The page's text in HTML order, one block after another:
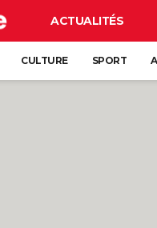
ACTUALITÉS
CULTURE SPORT